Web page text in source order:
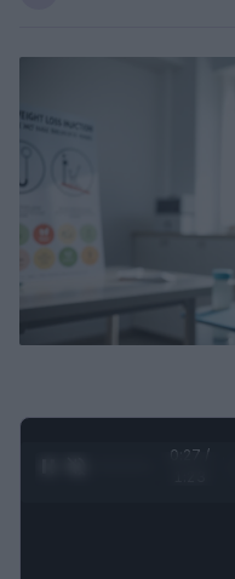
0:28 /